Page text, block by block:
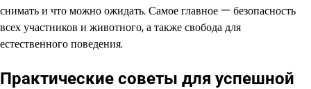
снимать и что можно ожидать. Самое главное — безопасность
всех участников и животного, а также свобода для
естественного поведения.
Практические советы для успешной